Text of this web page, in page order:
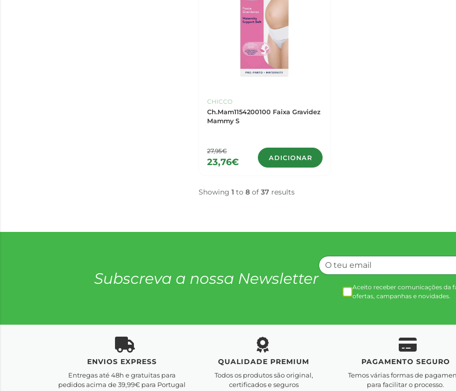
CHICCO
Ch.Mam1154200100 Faixa Gravidez
Mammy S
27,95€
23,76€ ADICIONAR
Showing 1 to 8 of 37 results
Subscreva a nossa Newsletter
Aceito receber comunicações da
ofertas, campanhas e novidades.
ENVIOS EXPRESS
Entregas até 48h e gratuitas para
pedidos acima de 39,99€ para Portugal
QUALIDADE PREMIUM
Todos os produtos são original,
certificados e seguros
PAGAMENTO SEGURO
Temos várias formas de
para facilitar o processo.